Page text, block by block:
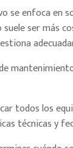
enfoca en
ser más
todos los
técnicas y